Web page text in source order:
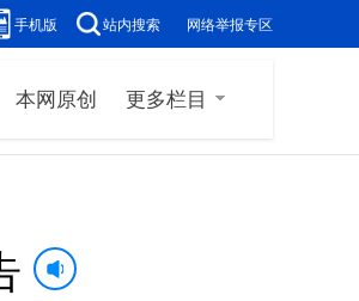
手机版 站内搜索 网络举报专区
本网原创 更多栏目